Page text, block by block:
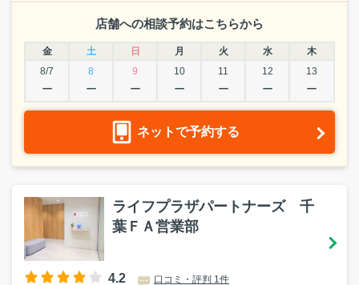
店舗への相談予約はこちらから
金 土 日 月 火 水
木
8/7
8 9 10 11 12 13
ー ー ー ー ー ー ー
ネットで予約する
ライフプラザパートナーズ 千
葉ＦＡ営業部
4.2 口コミ・評判 1件